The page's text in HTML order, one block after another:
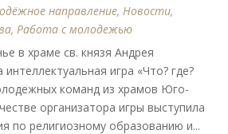
направление,Новости,
,Работа с молодежью
в храме св. князя Андрея
игра «Что? где?
команд из храмов Юго-
организатора игры выступила
по религиозному образованию и...